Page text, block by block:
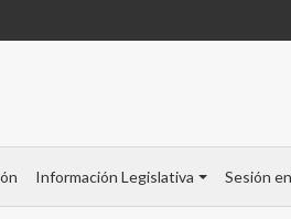
Información Legislativa Sesión